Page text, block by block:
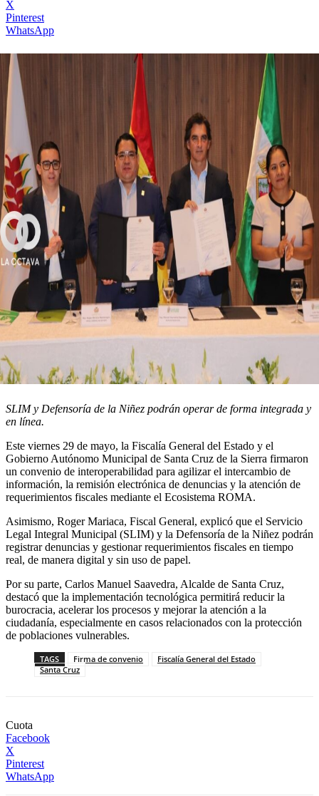
X
Pinterest
WhatsApp
SLIM y Defensoría de la Niñez podrán operar de forma integrada y
en línea.
Este viernes 29 de mayo, la Fiscalía General del Estado y el
Gobierno Autónomo Municipal de Santa Cruz de la Sierra firmaron
un convenio de interoperabilidad para agilizar el intercambio de
información, la remisión electrónica de denuncias y la atención de
requerimientos fiscales mediante el Ecosistema ROMA.
Asimismo, Roger Mariaca, Fiscal General, explicó que el Servicio
Legal Integral Municipal (SLIM) y la Defensoría de la Niñez podrán
registrar denuncias y gestionar requerimientos fiscales en tiempo
real, de manera digital y sin uso de papel.
Por su parte, Carlos Manuel Saavedra, Alcalde de Santa Cruz,
destacó que la implementación tecnológica permitirá reducir la
burocracia, acelerar los procesos y mejorar la atención a la
ciudadanía, especialmente en casos relacionados con la protección
de poblaciones vulnerables.
TAGS Firma de convenio
Fiscalía General del Estado
Santa Cruz
Cuota
Facebook
X
Pinterest
WhatsApp